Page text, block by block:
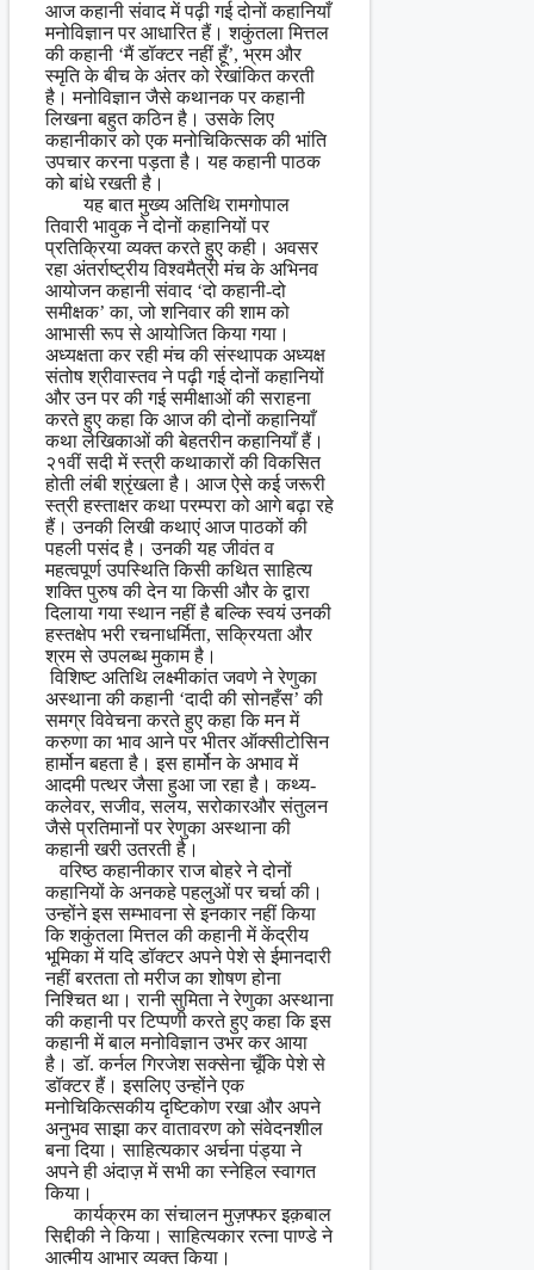
आज कहानी संवाद में पढ़ी गई दोनों कहानियाँ
मनोविज्ञान पर आधारित हैं। शकुंतला मित्तल
की कहानी ‘मैं डॉक्टर नहीं हूँ’, भ्रम और
स्मृति के बीच के अंतर को रेखांकित करती
है। मनोविज्ञान जैसे कथानक पर कहानी
लिखना बहुत कठिन है। उसके लिए
कहानीकार को एक मनोचिकित्सक की भांति
उपचार करना पड़ता है। यह कहानी पाठक
को बांधे रखती है।
यह बात मुख्य अतिथि रामगोपाल
तिवारी भावुक ने दोनों कहानियों पर
प्रतिक्रिया व्यक्त करते हुए कही। अवसर
रहा अंतर्राष्ट्रीय विश्वमैत्री मंच के अभिनव
आयोजन कहानी संवाद ‘दो कहानी-दो
समीक्षक’ का, जो शनिवार की शाम को
आभासी रूप से आयोजित किया गया।
अध्यक्षता कर रही मंच की संस्थापक अध्यक्ष
संतोष श्रीवास्तव ने पढ़ी गई दोनों कहानियों
और उन पर की गई समीक्षाओं की सराहना
करते हुए कहा कि आज की दोनों कहानियाँ
कथा लेखिकाओं की बेहतरीन कहानियाँ हैं।
२१वीं सदी में स्त्री कथाकारों की विकसित
होती लंबी श्रृंखला है। आज ऐसे कई जरूरी
स्त्री हस्ताक्षर कथा परम्परा को आगे बढ़ा रहे
हैं। उनकी लिखी कथाएं आज पाठकों की
पहली पसंद है। उनकी यह जीवंत व
महत्वपूर्ण उपस्थिति किसी कथित साहित्य
शक्ति पुरुष की देन या किसी और के द्वारा
दिलाया गया स्थान नहीं है बल्कि स्वयं उनकी
हस्तक्षेप भरी रचनाधर्मिता, सक्रियता और
श्रम से उपलब्ध मुकाम है।
विशिष्ट अतिथि लक्ष्मीकांत जवणे ने रेणुका
अस्थाना की कहानी ‘दादी की सोनहँस’ की
समग्र विवेचना करते हुए कहा कि मन में
करुणा का भाव आने पर भीतर ऑक्सीटोसिन
हार्मोन बहता है। इस हार्मोन के अभाव में
आदमी पत्थर जैसा हुआ जा रहा है। कथ्य-
कलेवर, सजीव, सलय, सरोकारऔर संतुलन
जैसे प्रतिमानों पर रेणुका अस्थाना की
कहानी खरी उतरती है।
वरिष्ठ कहानीकार राज बोहरे ने दोनों
कहानियों के अनकहे पहलुओं पर चर्चा की।
उन्होंने इस सम्भावना से इनकार नहीं किया
कि शकुंतला मित्तल की कहानी में केंद्रीय
भूमिका में यदि डॉक्टर अपने पेशे से ईमानदारी
नहीं बरतता तो मरीज का शोषण होना
निश्चित था। रानी सुमिता ने रेणुका अस्थाना
की कहानी पर टिप्पणी करते हुए कहा कि इस
कहानी में बाल मनोविज्ञान उभर कर आया
है। डॉ. कर्नल गिरजेश सक्सेना चूँकि पेशे से
डॉक्टर हैं। इसलिए उन्होंने एक
मनोचिकित्सकीय दृष्टिकोण रखा और अपने
अनुभव साझा कर वातावरण को संवेदनशील
बना दिया। साहित्यकार अर्चना पंड्या ने
अपने ही अंदाज़ में सभी का स्नेहिल स्वागत
किया।
कार्यक्रम का संचालन मुज़फ्फर इक़बाल
सिद्दीकी ने किया। साहित्यकार रत्ना पाण्डे ने
आत्मीय आभार व्यक्त किया।